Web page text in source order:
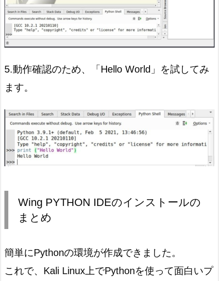
5.動作確認のため、「Hello World」を試してみ
ます。
Wing PYTHON IDEのインストールの
まとめ
簡単にPythonの環境が作成できました。
これで、Kali Linux上でPythonを使って面白いプ